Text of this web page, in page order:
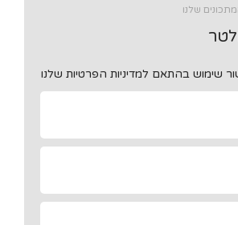
שלנו
שימוש בהתאם למדיניות הפרטיות שלנו